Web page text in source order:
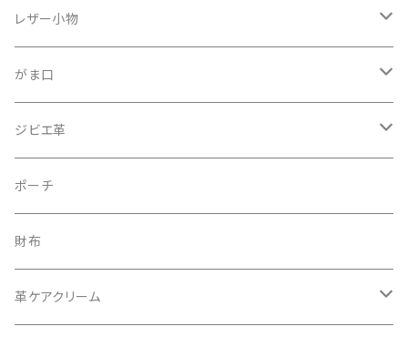
レザー小物
名刺入れ
財布
マネークリップ
手帳ケース
カトラリー
がま口
鉄
真鍮
ジビエ革
熊革
鹿革
鳥取県若桜町産
猪革
ポーチ
財布
革ケアクリーム